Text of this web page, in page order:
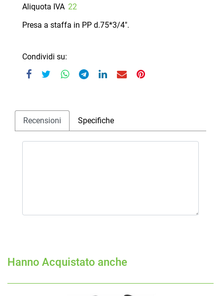
Aliquota IVA 22
Presa a staffa in PP d.75*3/4".
Condividi su:
Recensioni Specifiche
Hanno Acquistato anche